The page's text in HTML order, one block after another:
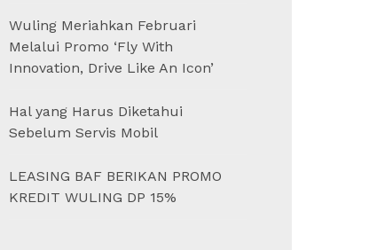
Wuling Meriahkan Februari
Melalui Promo ‘Fly With
Innovation, Drive Like An Icon’
Hal yang Harus Diketahui
Sebelum Servis Mobil
LEASING BAF BERIKAN PROMO
KREDIT WULING DP 15%